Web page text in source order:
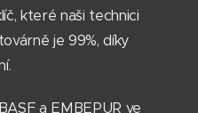
které naši technici
je 99%, díky
a EMBEPUR ve